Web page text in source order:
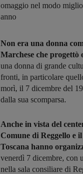
omaggio nel modo
anno
Non era una donna
Marchese che progettò
una donna di grande
fronti, in particolare
morì, il 7 dicembre del
dalla sua scomparsa.
Anche in vista del
Comune di Reggello e
Toscana hanno
venerdì 7 dicembre, con
nella sala consiliare di